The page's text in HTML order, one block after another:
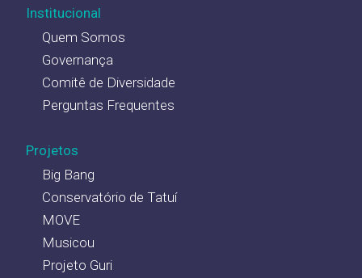
Institucional
Quem Somos
Governança
Comitê de Diversidade
Perguntas Frequentes
Projetos
Big Bang
Conservatório de Tatuí
MOVE
Musicou
Projeto Guri